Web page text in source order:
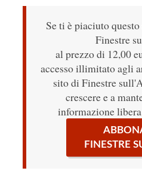
Se ti è piaciuto
Finestre
al prezzo di 12,00
accesso illimitato agli
sito di Finestre
crescere e a
informazione
FINESTRE